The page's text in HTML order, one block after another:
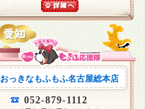
おっきなもふもふ名古屋総本店
052-879-1112